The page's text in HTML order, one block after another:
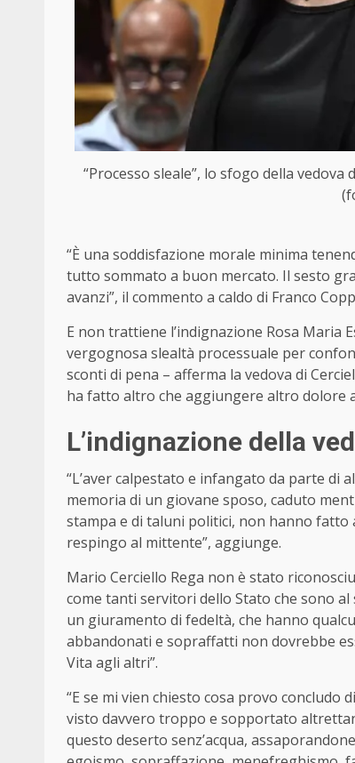
“Processo sleale”, lo sfogo della
“È una soddisfazione morale minima
tutto sommato a buon mercato. Il sesto
avanzi”, il commento a caldo di Franco
E non trattiene l’indignazione Rosa Maria
vergognosa slealtà processuale per
sconti di pena – afferma la vedova di
ha fatto altro che aggiungere altro dolore
L’indignazione della
“L’aver calpestato e infangato da parte di
memoria di un giovane sposo, caduto
stampa e di taluni politici, non hanno
respingo al mittente”, aggiunge.
Mario Cerciello Rega non è stato
come tanti servitori dello Stato che sono
un giuramento di fedeltà, che hanno
abbandonati e sopraffatti non dovrebbe
Vita agli altri”.
“E se mi vien chiesto cosa provo
visto davvero troppo e sopportato
questo deserto senz’acqua,